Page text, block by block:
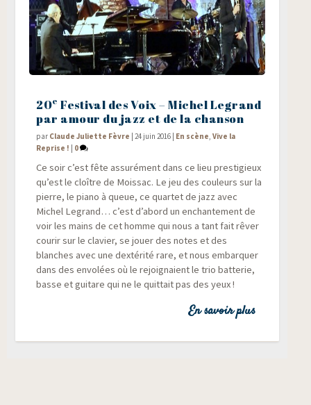
20e Festival des Voix – Michel Legrand
par amour du jazz et de la chanson
par Claude Juliette Fèvre |24 juin 2016 | En scène ,Vive la
Reprise ! | 0
Ce soir c’est fête assu­ré­ment dans ce lieu pres­ti­gieux
qu’est le cloître de Mois­sac. Le jeu des cou­leurs sur la
pierre, le pia­no à queue, ce quar­tet de jazz avec
Michel Legrand… c’est d’abord un enchan­te­ment de
voir les mains de cet homme qui nous a tant fait rêver
cou­rir sur le cla­vier, se jouer des notes et des
blanches avec une dex­té­ri­té rare, et nous embar­quer
dans des envo­lées où le rejoi­gnaient le trio bat­te­rie,
basse et gui­tare qui ne le quit­tait pas des yeux !
En savoir plus